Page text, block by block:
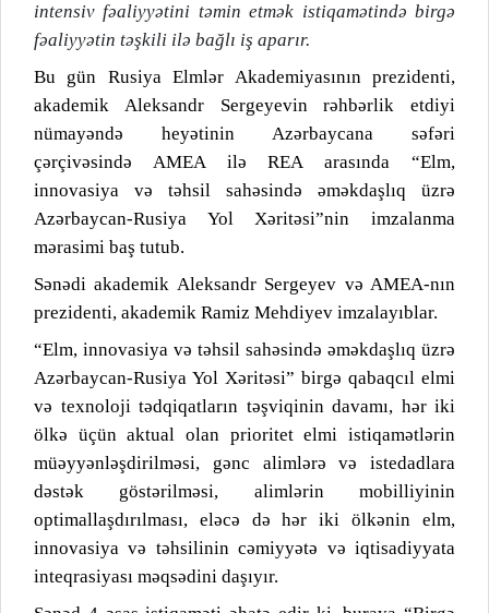
intensivfəaliyyətini təmin etmək istiqamətində birgə
fəaliyyətin təşkili ilə bağlı iş aparır.
Bu gün Rusiya Elmlər Akademiyasının prezidenti,
akademik Aleksandr Sergeyevin rəhbərlik etdiyi
nümayəndə heyətinin Azərbaycana səfəri
çərçivəsində AMEA ilə REA arasında “Elm,
innovasiya və təhsil sahəsində əməkdaşlıq üzrə
Azərbaycan-Rusiya Yol Xəritəsi”nin imzalanma
mərasimi baş tutub.
Sənədi akademik Aleksandr Sergeyev və AMEA-nın
prezidenti, akademik Ramiz Mehdiyev imzalayıblar.
“Elm, innovasiya və təhsil sahəsində əməkdaşlıq üzrə
Azərbaycan-Rusiya Yol Xəritəsi” birgə qabaqcıl elmi
və texnoloji tədqiqatların təşviqinin davamı, hər iki
ölkə üçün aktual olan prioritet elmi istiqamətlərin
müəyyənləşdirilməsi, gənc alimlərə və istedadlara
dəstək göstərilməsi, alimlərin mobilliyinin
optimallaşdırılması, eləcə də hər iki ölkənin elm,
innovasiya və təhsilinin cəmiyyətə və iqtisadiyyata
inteqrasiyası məqsədini daşıyır.